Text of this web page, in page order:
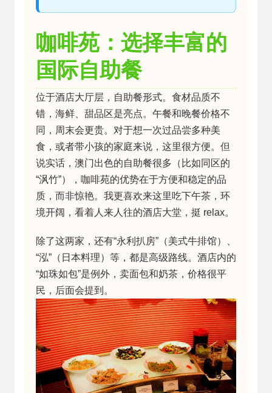
咖啡苑：选择丰富的
国际自助餐
位于酒店大厅层，自助餐形式。食材品质不
错，海鲜、甜品区是亮点。午餐和晚餐价格不
同，周末会更贵。对于想一次过品尝多种美
食，或者带小孩的家庭来说，这里很方便。但
说实话，澳门出色的自助餐很多（比如同区的
“沨竹”），咖啡苑的优势在于方便和稳定的品
质，而非惊艳。我更喜欢来这里吃下午茶，环
境开阔，看着人来人往的酒店大堂，挺 relax。
除了这两家，还有“永利扒房”（美式牛排馆）、
“泓”（日本料理）等，都是高级路线。酒店内的
“如珠如包”是例外，卖面包和奶茶，价格很平
民，后面会提到。